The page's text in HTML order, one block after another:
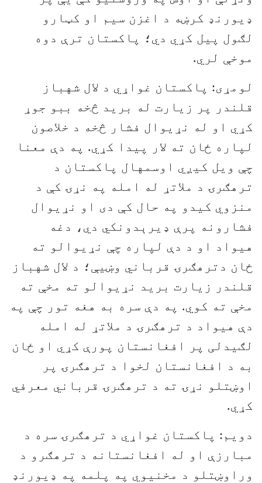
ډيورنډ کرښه د اغزن سيم او کټارو
لګول پیل کړي دي؛ پاکستان ترې دوه
موخې لري.
لومړی: پاکستان غواړي د لال شهباز
قلندر پر زيارت له بريد څخه ببو جوړ
کړي او له نړيوال فشار څخه د خلاصون
لپاره ځان ته لار پيدا کړي. په دې معنا
چې ويل کيږي اوسمهال پاکستان د
ترهګرۍ د ملاتړ له امله په نړۍ کې د
منزوي کيدو په حال کې دی او نړيوال
فشارونه پرې ډيرېدونکي دي، دغه
هيواد او د دې لپاره چې نړيوالو ته
ځان دترهګرۍ قرباني وښيې؛ د لال شهباز
قلندر زيارت بريد نړيوالو ته مخې ته
مخې ته کوي. په دې سره به هغه تور چې په
دې هيواد د ترهګرۍ د ملاتړ له امله
لګيدلی پر افغانستان پورې کړي او ځان
به د افغانستان لخوا د ترهګرۍ پر
اوښتلو نړۍ ته د ترهګرۍ قرباني معرفي
کړي.
دويم: پاکستان غواړي د ترهګرۍ سره د
مبارزې او له افغانستانه د ترهګرو د
وراوښتلو د مخنيوي په پلمه په ډيورنډ